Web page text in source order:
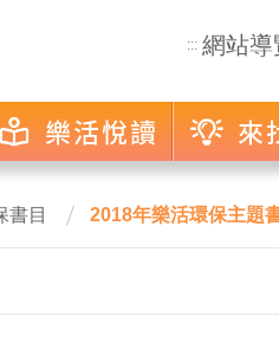
::: 網站導
樂活悅讀 來
書目 2018年樂活環保主題